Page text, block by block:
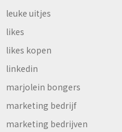
leuke uitjes
likes
likes kopen
linkedin
marjolein bongers
marketing bedrijf
marketing bedrijven